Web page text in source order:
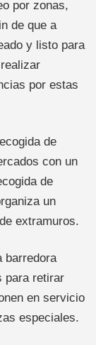
por zonas,
de que a
y listo para
por estas
de
con un
de
un
extramuros.
barredora
para retirar
en servicio
especiales.